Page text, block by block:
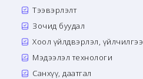
Тээвэрлэлт
Зочид буудал
Хоол үйлдвэрлэл, үйлчилгээ
Мэдээлэл технологи
Санхүү, даатгал